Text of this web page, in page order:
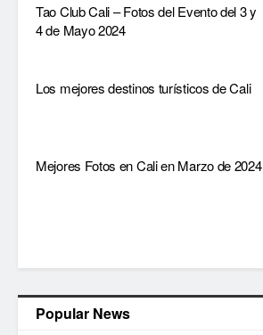
Tao Club Cali – Fotos del Evento del 3 y
4 de Mayo 2024
Los mejores destinos turísticos de Cali
Mejores Fotos en Cali en Marzo de 2024
Popular News